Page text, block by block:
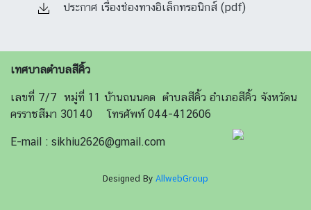
ประกาศ เรื่องช่องทางอิเล็กทรอนิกส์ (pdf)
เทศบาลตำบลสีคิ้ว
เลขที่ 7/7 หมู่ที่ 11 บ้านถนนคด ตำบลสีคิ้ว อำเภอสีคิ้ว จังหวัดน
ครราชสีมา 30140 โทรศัพท์ 044-412606
E-mail : sikhiu2626@gmail.com
Designed By AllwebGroup